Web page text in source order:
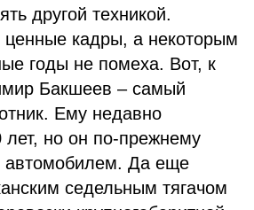
другой техникой.
ценные кадры, а некоторым
годы не помеха. Вот, к
Бакшеев – самый
Ему недавно
лет, но он по-прежнему
автомобилем. Да еще
седельным тягачом